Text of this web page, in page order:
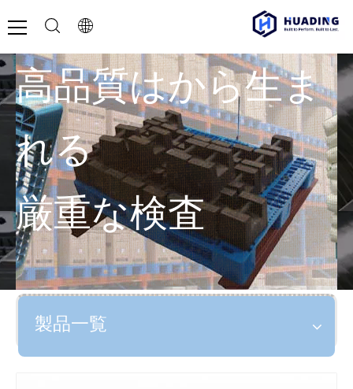
高品質はから生ま
れる
厳重な検査
製品一覧